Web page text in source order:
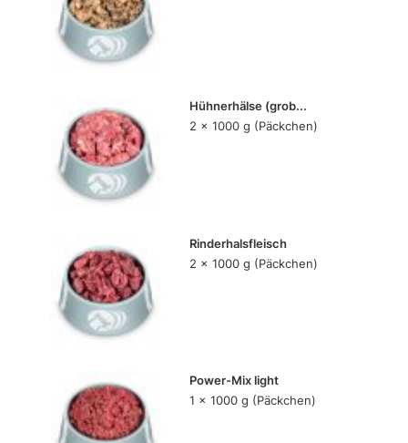
Hühnerhälse (grob...
2 x 1000 g (Päckchen)
Rinderhalsfleisch
2 x 1000 g (Päckchen)
Power-Mix light
1 x 1000 g (Päckchen)